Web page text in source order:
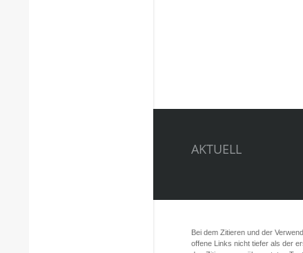
AKTUELL
Bei dem Zitieren und der
offene Links nicht tiefer als der